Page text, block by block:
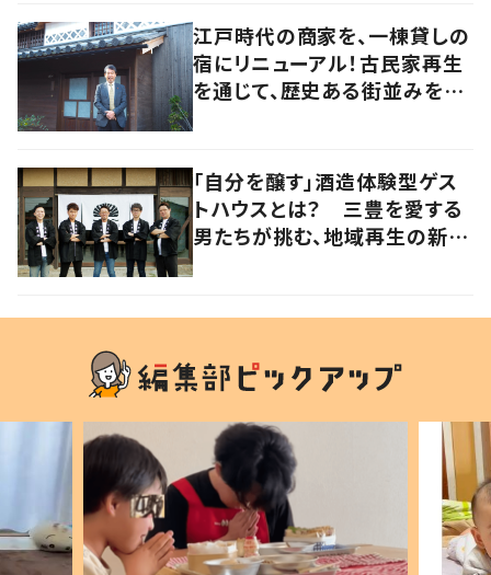
江戸時代の商家を、一棟貸しの
宿にリニューアル！古民家再生
を通じて、歴史ある街並みを守
「自分を醸す」酒造体験型ゲス
トハウスとは？ 三豊を愛する
男たちが挑む、地域再生の新し